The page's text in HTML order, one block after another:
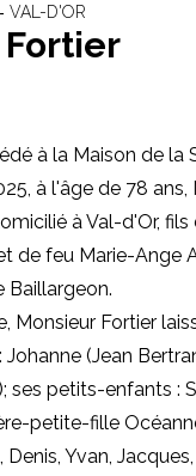
VAL-D'OR
à la Maison de la
à l'âge de 78 ans,
à Val-d'Or, fils
de feu Marie-Ange
Baillargeon.
Monsieur Fortier
(Jean
ses petits-enfants :
petite-fille
Yvan,